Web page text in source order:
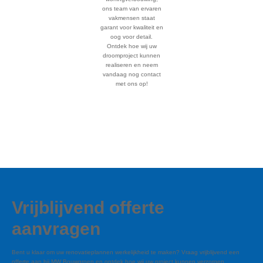
ons team van ervaren
vakmensen staat
garant voor kwaliteit en
oog voor detail.
Ontdek hoe wij uw
droomproject kunnen
realiseren en neem
vandaag nog contact
met ons op!
Vrijblijvend offerte
aanvragen
Bent u klaar om uw renovatieplannen werkelijkheid te maken? Vraag vrijblijvend een
offerte aan bij MW Bouwgroep en ontdek hoe wij uw project kunnen verzorgen.